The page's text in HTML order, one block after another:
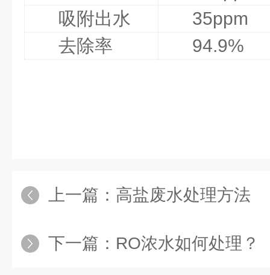
吸附出水
35ppm
去除率
94.9%
上一篇： 高盐废水处理方法
下一篇： RO浓水如何处理？